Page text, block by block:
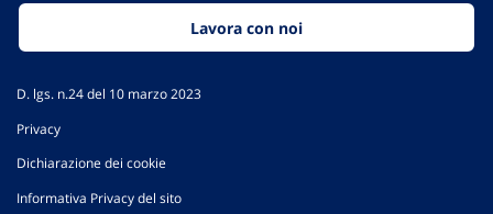
Lavora con noi
D. lgs. n.24 del 10 marzo 2023
Privacy
Dichiarazione dei cookie
Informativa Privacy del sito